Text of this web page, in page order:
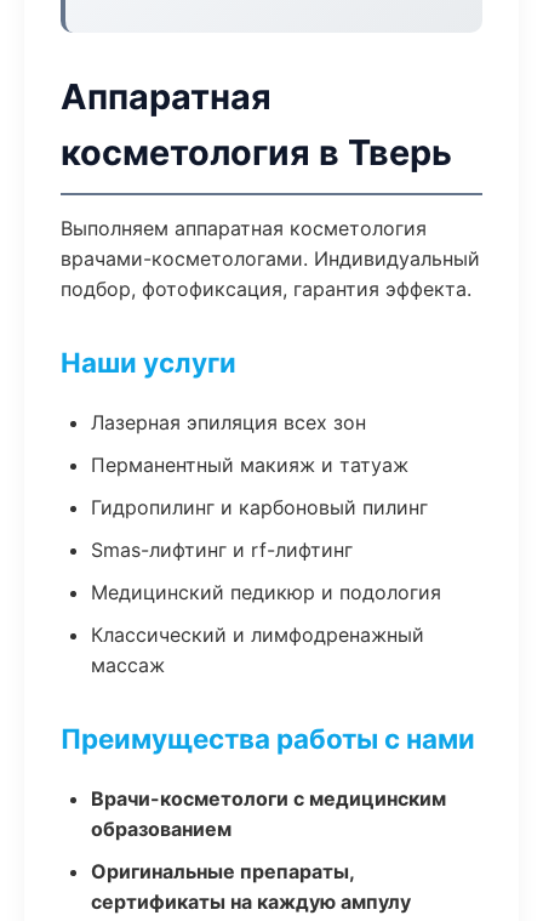
Аппаратная
косметология в Тверь
Выполняем аппаратная косметология
врачами-косметологами. Индивидуальный
подбор, фотофиксация, гарантия эффекта.
Наши услуги
Лазерная эпиляция всех зон
Перманентный макияж и татуаж
Гидропилинг и карбоновый пилинг
Smas-лифтинг и rf-лифтинг
Медицинский педикюр и подология
Классический и лимфодренажный
массаж
Преимущества работы с нами
Врачи-косметологи с медицинским
образованием
Оригинальные препараты,
сертификаты на каждую ампулу